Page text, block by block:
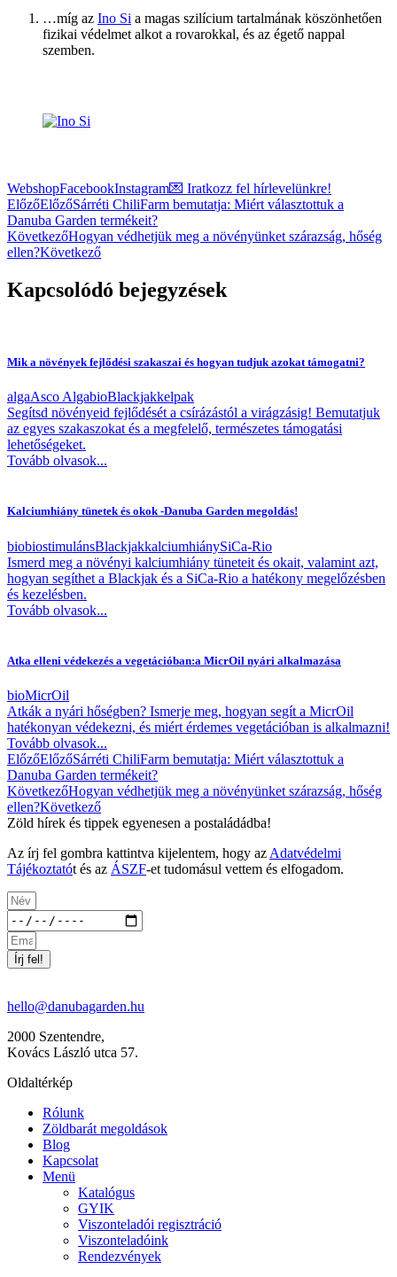
…míg az Ino Si a magas szilícium tartalmának köszönhetően
fizikai védelmet alkot a rovarokkal, és az égető nappal
szemben.
WebshopFacebookInstagram💌 Iratkozz fel hírlevelünkre!
ElőzőElőzőSárréti ChiliFarm bemutatja: Miért választottuk a
Danuba Garden termékeit?
KövetkezőHogyan védhetjük meg a növényünket szárazság, hőség
ellen?Következő
Kapcsolódó bejegyzések
Mik a növények fejlődési szakaszai és hogyan tudjuk azokat támogatni?
algaAsco AlgabioBlackjakkelpak
Segítsd növényeid fejlődését a csírázástól a virágzásig! Bemutatjuk
az egyes szakaszokat és a megfelelő, természetes támogatási
lehetőségeket.
Tovább olvasok...
Kalciumhiány tünetek és okok -Danuba Garden megoldás!
biobiostimulánsBlackjakkalciumhiánySiCa-Rio
Ismerd meg a növényi kalciumhiány tüneteit és okait, valamint azt,
hogyan segíthet a Blackjak és a SiCa-Rio a hatékony megelőzésben
és kezelésben.
Tovább olvasok...
Atka elleni védekezés a vegetációban:a MicrOil nyári alkalmazása
bioMicrOil
Atkák a nyári hőségben? Ismerje meg, hogyan segít a MicrOil
hatékonyan védekezni, és miért érdemes vegetációban is alkalmazni!
Tovább olvasok...
ElőzőElőzőSárréti ChiliFarm bemutatja: Miért választottuk a
Danuba Garden termékeit?
KövetkezőHogyan védhetjük meg a növényünket szárazság, hőség
ellen?Következő
Zöld hírek és tippek egyenesen a postaládádba!
Az írj fel gombra kattintva kijelentem, hogy az Adatvédelmi
Tájékoztatót és az ÁSZF-et tudomásul vettem és elfogadom.
Írj fel!
hello@danubagarden.hu
2000 Szentendre,
Kovács László utca 57.
Oldaltérkép
Rólunk
Zöldbarát megoldások
Blog
Kapcsolat
Menü
Katalógus
GYIK
Viszonteladói regisztráció
Viszonteladóink
Rendezvények